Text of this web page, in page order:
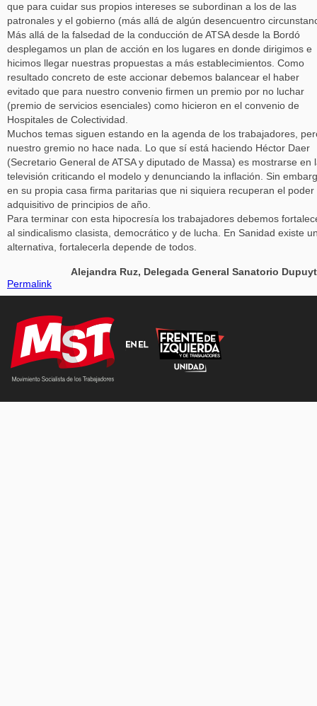
que para cuidar sus propios intereses se subordinan a los de las
patronales y el gobierno (más allá de algún desencuentro
Más allá de la falsedad de la conducción de ATSA desde la Bordó
desplegamos un plan de acción en los lugares en donde dirigimos e
hicimos llegar nuestras propuestas a más establecimientos. Como
resultado concreto de este accionar debemos balancear el haber
evitado que para nuestro convenio firmen un premio por no luchar
(premio de servicios esenciales) como hicieron en el convenio de
Hospitales de Colectividad.
Muchos temas siguen estando en la agenda de los trabajadores,
nuestro gremio no hace nada. Lo que sí está haciendo Héctor Daer
(Secretario General de ATSA y diputado de Massa) es mostrarse en
televisión criticando el modelo y denunciando la inflación. Sin
en su propia casa firma paritarias que ni siquiera recuperan el poder
adquisitivo de principios de año.
Para terminar con esta hipocresía los trabajadores debemos
al sindicalismo clasista, democrático y de lucha. En Sanidad existe
alternativa, fortalecerla depende de todos.
Alejandra Ruz, Delegada General Sanatorio
Permalink